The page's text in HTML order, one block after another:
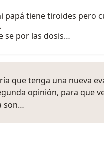
papá tiene tiroides pero
se por las dosis…
que tenga una nueva
opinión, para que
son…